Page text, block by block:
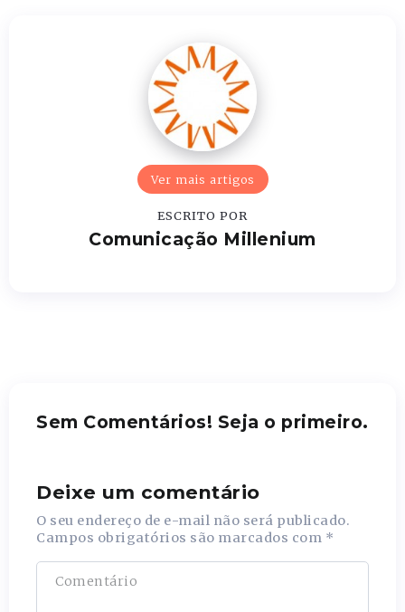
Ver mais artigos
ESCRITO POR
Comunicação Millenium
Sem Comentários! Seja o primeiro.
Deixe um comentário
O seu endereço de e-mail não será publicado.
Campos obrigatórios são marcados com *